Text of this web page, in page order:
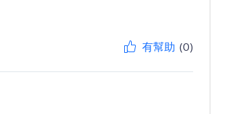
有幫助 (0)